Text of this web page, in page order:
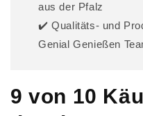
aus der Pfalz
✔️ Qualitäts- und
Genial Genießen
9 von 10